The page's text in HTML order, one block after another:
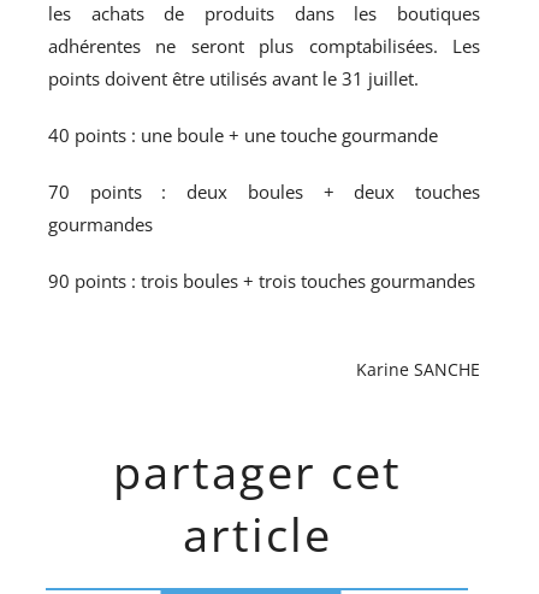
les achats de produits dans les boutiques
adhérentes ne seront plus comptabilisées. Les
points doivent être utilisés avant le 31 juillet.
40 points : une boule + une touche gourmande
70 points : deux boules + deux touches
gourmandes
90 points : trois boules + trois touches gourmandes
Karine SANCHE
partager cet
article